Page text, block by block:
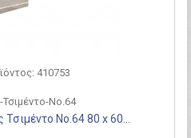
410753
Νο.64
Νο.64 80 x 60...